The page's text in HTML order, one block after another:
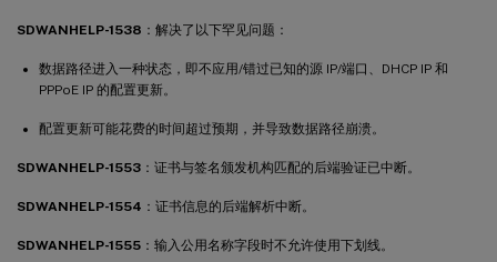
SDWANHELP-1538 ：解决了以下罕见问题：
数据路径进入一种状态，即不应用/错过已知的源 IP/端口、DHCP IP 和
PPPoE IP 的配置更新。
配置更新可能花费的时间超过预期，并导致数据路径崩溃。
SDWANHELP-1553 ：证书与签名颁发机构匹配的后端验证已中断。
SDWANHELP-1554 ：证书信息的后端解析中断。
SDWANHELP-1555 ：输入公用名称字段时不允许使用下划线。